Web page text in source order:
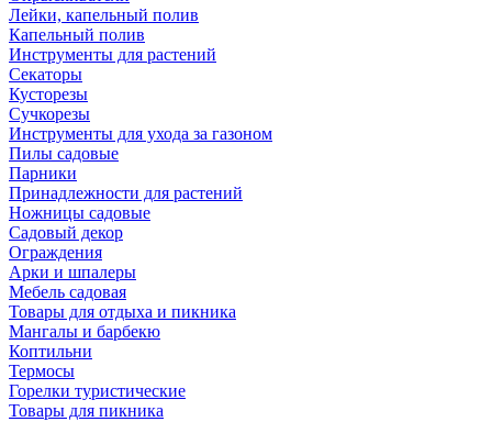
Лейки, капельный полив
Капельный полив
Инструменты для растений
Секаторы
Кусторезы
Сучкорезы
Инструменты для ухода за газоном
Пилы садовые
Парники
Принадлежности для растений
Ножницы садовые
Садовый декор
Ограждения
Арки и шпалеры
Мебель садовая
Товары для отдыха и пикника
Мангалы и барбекю
Коптильни
Термосы
Горелки туристические
Товары для пикника